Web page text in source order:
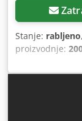
Stanje: rabljeno
proizvodnje:
goriva: